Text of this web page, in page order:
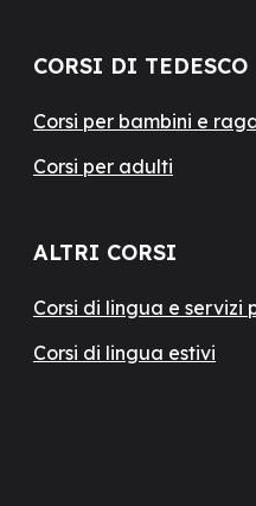
CORSI DI TEDESCO
Corsi per bambini e
Corsi per adulti
ALTRI CORSI
Corsi di lingua e servizi
Corsi di lingua estivi